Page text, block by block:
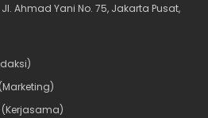
Ahmad Yani No. 75, Jakarta Pusat,